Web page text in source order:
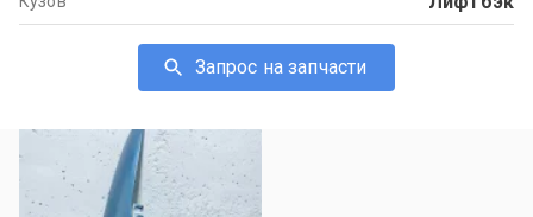
Запрос на запчасти